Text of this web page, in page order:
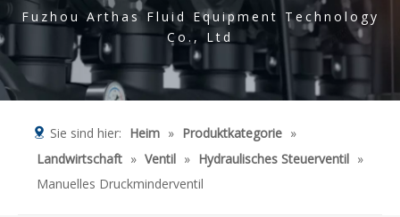
Español
Italiano
Fuzhou Arthas Fluid Equipment Technology
Co., Ltd
Sie sind hier: Heim » Produktkategorie »
Landwirtschaft » Ventil » Hydraulisches Steuerventil »
Manuelles Druckminderventil